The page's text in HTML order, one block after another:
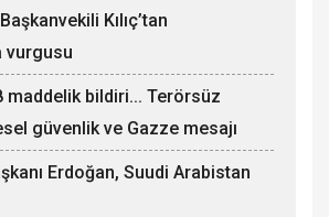
Kılıç’tan
vurgusu
maddelik bildiri... Terörsüz
güvenlik ve Gazze mesajı
Erdoğan, Suudi Arabistan